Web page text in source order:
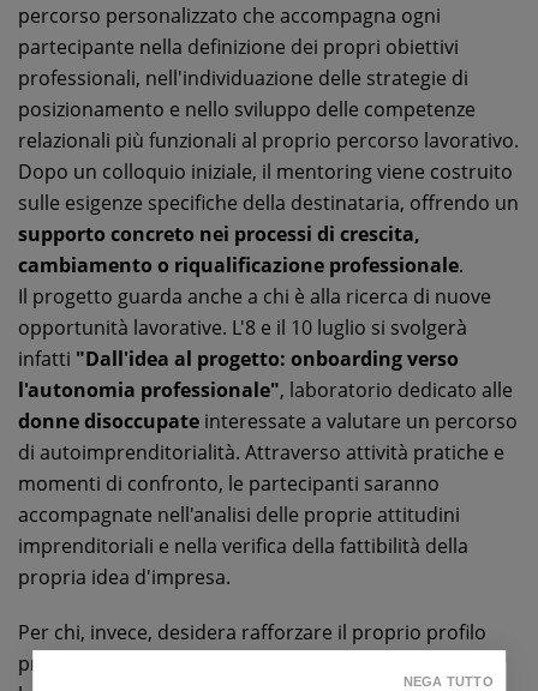
percorso personalizzato che accompagna ogni
partecipante nella definizione dei propri obiettivi
professionali, nell'individuazione delle strategie di
posizionamento e nello sviluppo delle competenze
relazionali più funzionali al proprio percorso lavorativo.
Dopo un colloquio iniziale, il mentoring viene costruito
sulle esigenze specifiche della destinataria, offrendo un
supporto concreto nei processi di crescita,
cambiamento o riqualificazione professionale.
Il progetto guarda anche a chi è alla ricerca di nuove
opportunità lavorative. L'8 e il 10 luglio si svolgerà
infatti "Dall'idea al progetto: onboarding verso
l'autonomia professionale", laboratorio dedicato alle
donne disoccupate interessate a valutare un percorso
di autoimprenditorialità. Attraverso attività pratiche e
momenti di confronto, le partecipanti saranno
accompagnate nell'analisi delle proprie attitudini
imprenditoriali e nella verifica della fattibilità della
propria idea d'impresa.
Per chi, invece, desidera rafforzare il proprio profilo
professionale in vista del rientro nel mercato del
NEGA TUTTO